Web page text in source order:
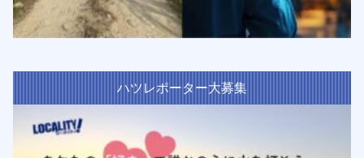
ハツレポーター大募集